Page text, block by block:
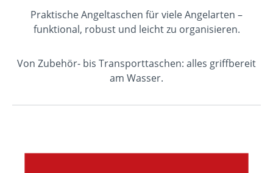
Praktische Angeltaschen für viele Angelarten –
funktional, robust und leicht zu organisieren.
Von Zubehör- bis Transporttaschen: alles griffbereit
am Wasser.